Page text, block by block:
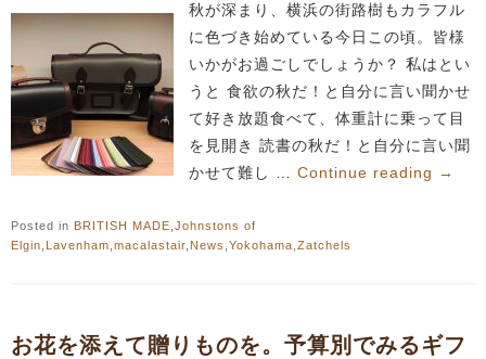
秋が深まり、横浜の街路樹もカラフル
に色づき始めている今日この頃。皆様
いかがお過ごしでしょうか？ 私はとい
うと 食欲の秋だ！と自分に言い聞かせ
て好き放題食べて、体重計に乗って目
を見開き 読書の秋だ！と自分に言い聞
かせて難し … Continue reading →
Posted in BRITISH MADE Johnstons of
Elgin
Lavenham macalastair News Yokohama Zatchels
お花を添えて贈りものを。予算別でみるギフ